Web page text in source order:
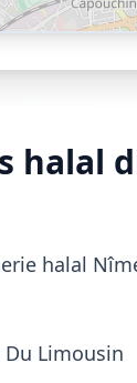
halal
halal
Du Limousin